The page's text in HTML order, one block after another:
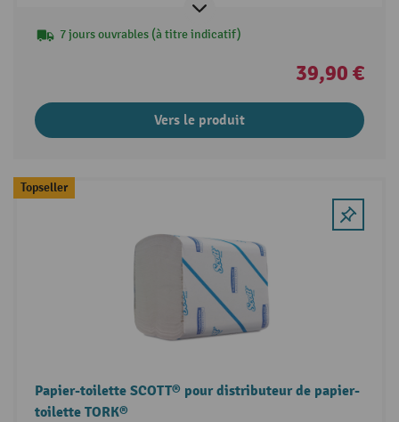
7 jours ouvrables (à titre indicatif)
39,90 €
Vers le produit
Topseller
Papier-toilette SCOTT® pour distributeur de papier-
toilette TORK®